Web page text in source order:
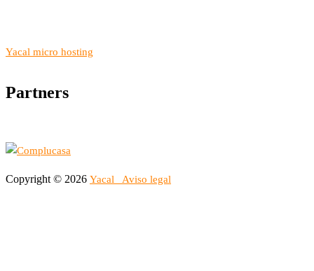
Yacal micro hosting
Partners
Copyright © 2026 Yacal Aviso legal